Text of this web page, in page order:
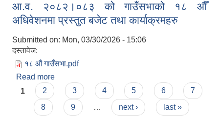
कार्यक्रम
आ.व. २०८२।०८३ को गाउँसभाको १८ औँ
अधिवेशनमा प्रस्तुत बजेट तथा कार्याक्रमहरु
Submitted on: Mon, 03/30/2026 - 15:06
दस्तावेज:
१८ औं गाउँसभा.pdf
Read more
अधिवेशनमा प्रस्तुत बजेट तथा कार्याक्रमहरु
Pages
1 2 3 4 5 6
7
8
9 next › last »